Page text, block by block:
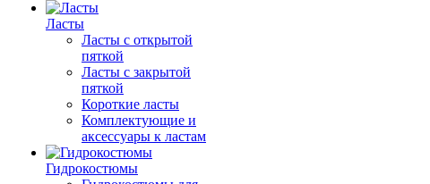
Ласты
Ласты с открытой
пяткой
Ласты с закрытой
пяткой
Короткие ласты
Комплектующие и
аксессуары к ластам
Гидрокостюмы